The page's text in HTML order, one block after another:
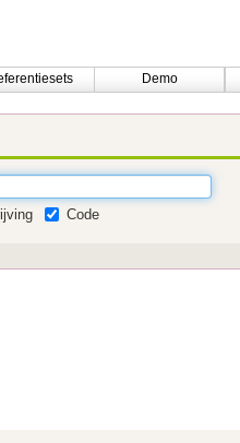
Demo
Code